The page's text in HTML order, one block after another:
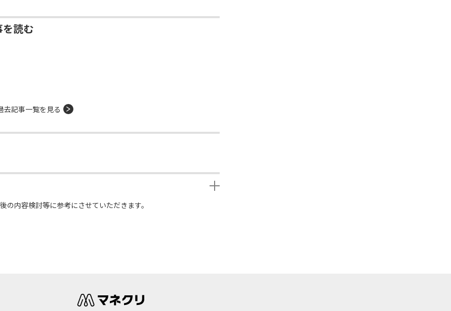
を読む
去記事一覧を見る
の内容検討等に参考にさせていただきます。